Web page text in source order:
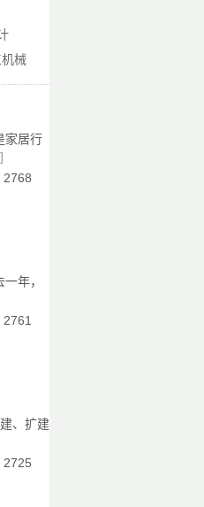
械
家居行
2768
年，
、扩建
2725